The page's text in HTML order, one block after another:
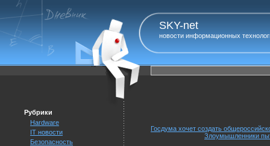
SKY-net
новости информационных
Рубрики
Hardware
IT новости
Безопасность
Госдума хочет создать
Злоумышленники